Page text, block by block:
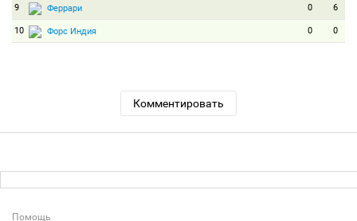
9 Феррари 0 6
10 Форс Индия 0 0
Комментировать
Помощь